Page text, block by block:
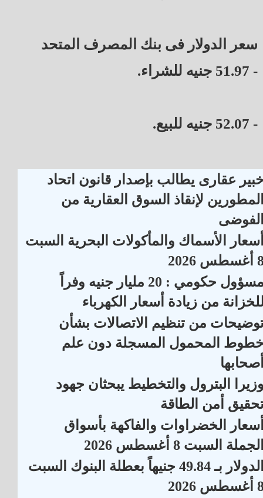
سعر الدولار فى بنك المصرف المتحد
- 51.97 جنيه للشراء.
- 52.07 جنيه للبيع.
عقارى يطالب بإصدار قانون اتحاد
لإنقاذ السوق العقارية من
الأسماك والمأكولات البحرية السبت
2026
مسؤول حكومي : 20 مليار جنيه وفراً
من زيادة أسعار الكهرباء
من تنظيم الاتصالات بشأن
المحمول المسجلة دون علم
البترول والتخطيط يبحثان جهود
أمن الطاقة
الخضراوات والفاكهة بأسواق
السبت 8 أغسطس 2026
الدولار بـ 49.84 جنيهاً بعطلة البنوك السبت
2026